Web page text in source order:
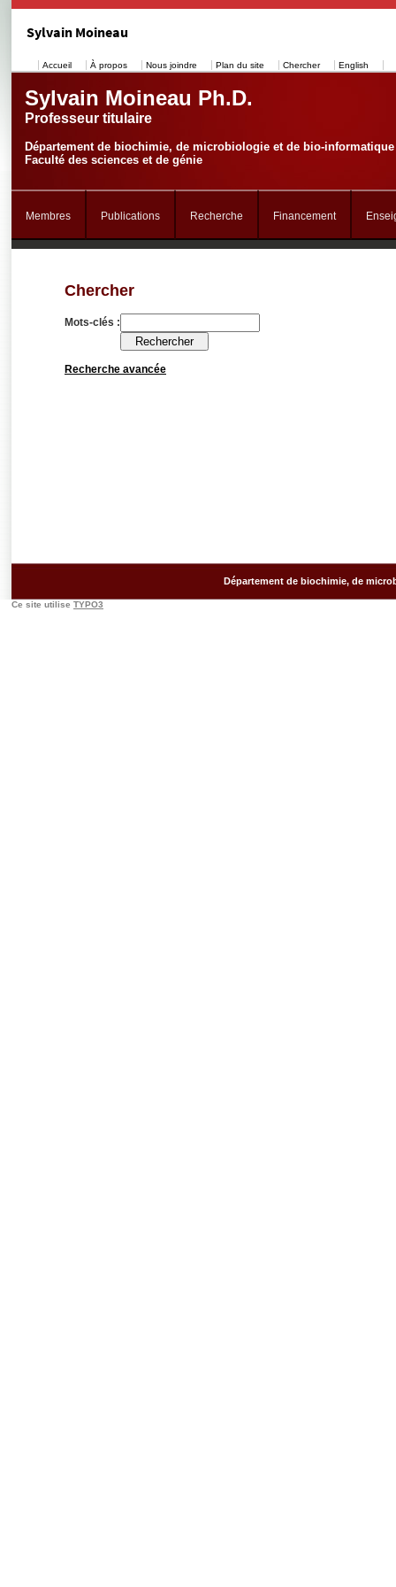
Sylvain Moineau
Accueil À propos Nous joindre Plan du site Chercher English
Sylvain Moineau Ph.D.
Professeur titulaire
Département de biochimie, de microbiologie et de bio-informatique
Faculté des sciences et de génie
Membres Publications Recherche Financement
Chercher
Mots-clés :
Recherche avancée
Département de biochimie, de
Ce site utilise TYPO3